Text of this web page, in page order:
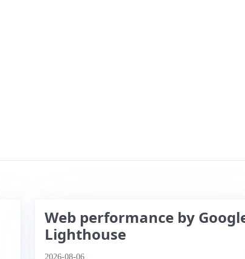
Web performance by
Lighthouse
2026-08-06